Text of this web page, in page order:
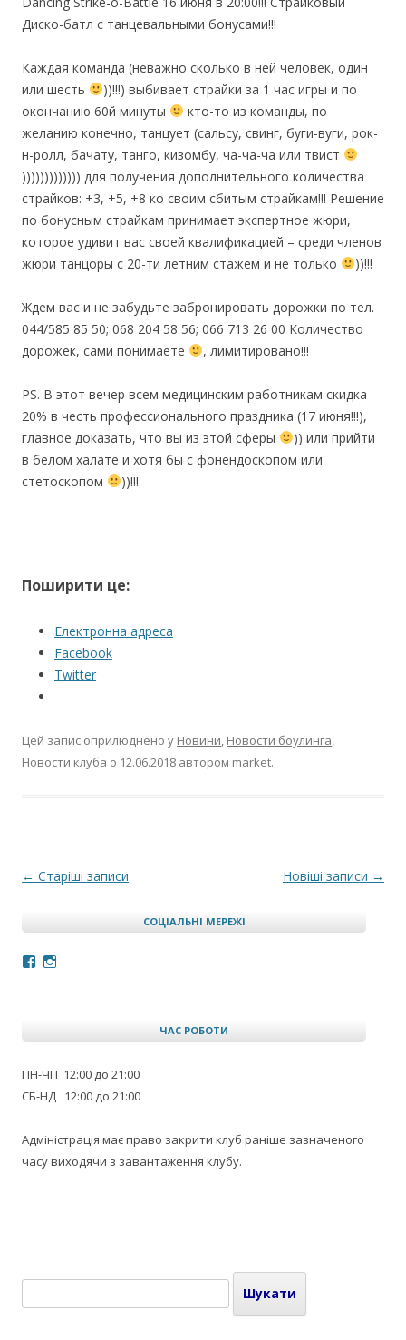
Диско-батл с танцевальными бонусами!!!
Каждая команда (неважно сколько в ней человек, один
или шесть
))!!!) выбивает страйки за 1 час игры и по
окончанию 60й минуты
кто-то из команды, по
желанию конечно, танцует (сальсу, свинг, буги-вуги, рок-
н-ролл, бачату, танго, кизомбу, ча-ча-ча или твист
))))))))))))) для получения дополнительного количества
страйков: +3, +5, +8 ко своим сбитым страйкам!!! Решение
по бонусным страйкам принимает экспертное жюри,
которое удивит вас своей квалификацией – среди членов
жюри танцоры с 20-ти летним стажем и не только
))!!!
Ждем вас и не забудьте забронировать дорожки по тел.
044/585 85 50; 068 204 58 56; 066 713 26 00 Количество
дорожек, сами понимаете
, лимитировано!!!
PS. В этот вечер всем медицинским работникам скидка
20% в честь профессионального праздника (17 июня!!!),
главное доказать, что вы из этой сферы
)) или прийти
в белом халате и хотя бы с фонендоскопом или
стетоскопом
))!!!
Поширити це:
Електронна адреса
Facebook
Twitter
Цей запис оприлюднено у Новини, Новости боулинга,
Новости клуба о 12.06.2018 автором market.
Навігація по запису
← Старіші записи Новіші записи →
СОЦІАЛЬНІ МЕРЕЖІ
Facebook
Instagram
ЧАС РОБОТИ
ПН-ЧП 12:00 до 21:00
СБ-НД 12:00 до 21:00
Адміністрація має право закрити клуб раніше зазначеного
часу виходячи з завантаження клубу.
Пошук: